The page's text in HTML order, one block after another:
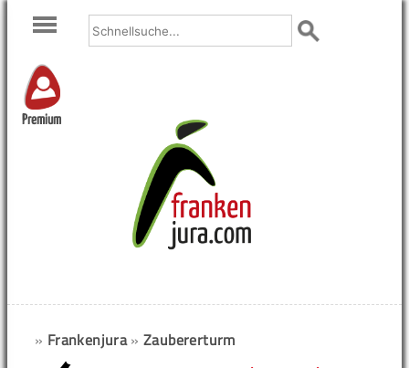
Premium
» Frankenjura»Zaubererturm